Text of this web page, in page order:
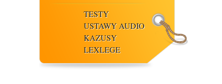
TESTY
USTAWY AUDIO
KAZUSY
LEXLEGE